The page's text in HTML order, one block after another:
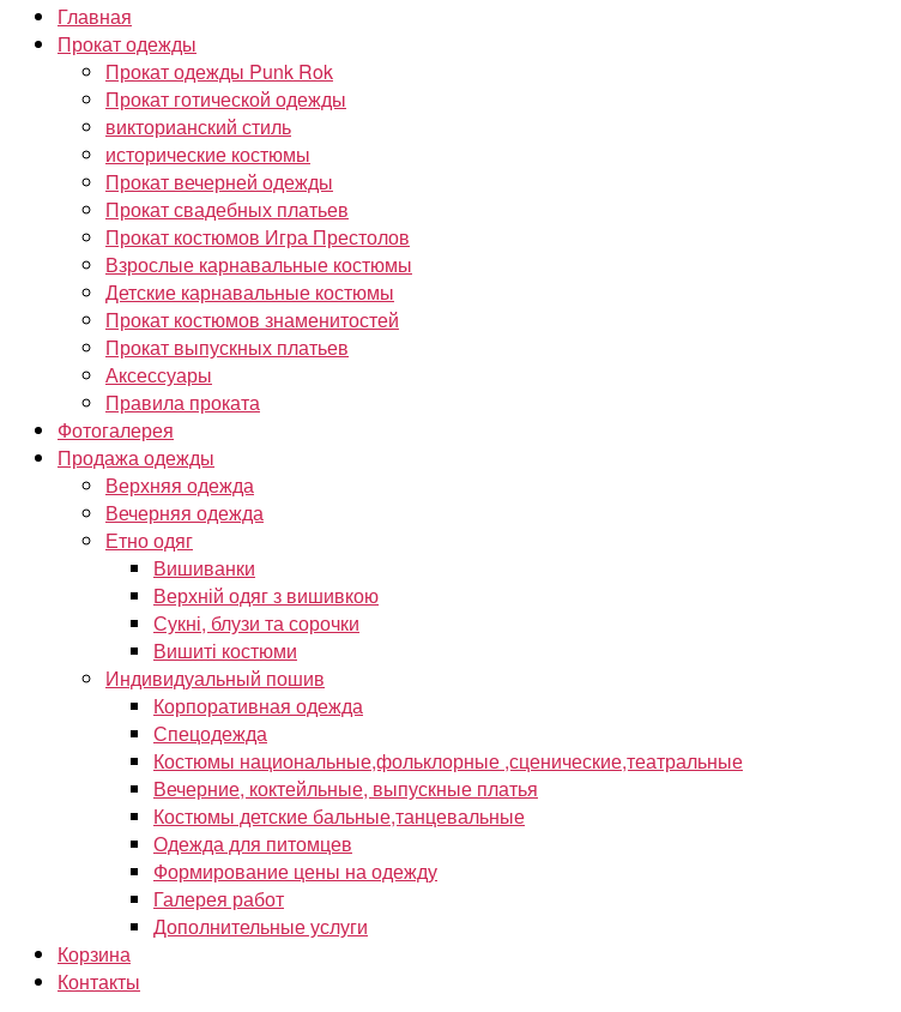
Главная
Прокат одежды
Прокат одежды Punk Rok
Прокат готической одежды
викторианский стиль
исторические костюмы
Прокат вечерней одежды
Прокат свадебных платьев
Прокат костюмов Игра Престолов
Взрослые карнавальные костюмы
Детские карнавальные костюмы
Прокат костюмов знаменитостей
Прокат выпускных платьев
Аксессуары
Правила проката
Фотогалерея
Продажа одежды
Верхняя одежда
Вечерняя одежда
Етно одяг
Вишиванки
Верхній одяг з вишивкою
Сукні, блузи та сорочки
Вишиті костюми
Индивидуальный пошив
Корпоративная одежда
Спецодежда
Костюмы национальные,фольклорные ,сценические,театральные
Вечерние, коктейльные, выпускные платья
Костюмы детские бальные,танцевальные
Одежда для питомцев
Формирование цены на одежду
Галерея работ
Дополнительные услуги
Корзина
Контакты